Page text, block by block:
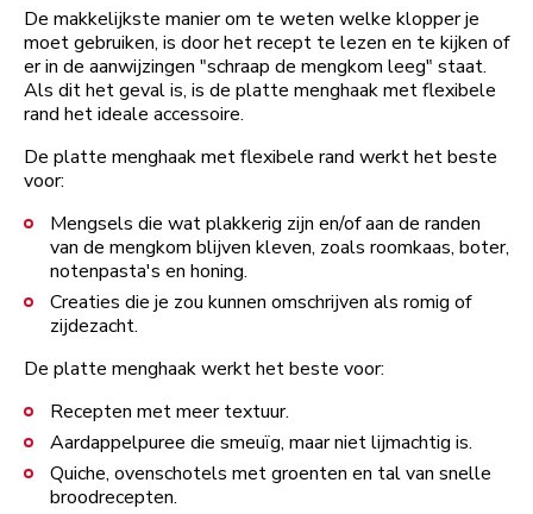
De makkelijkste manier om te weten welke klopper je
moet gebruiken, is door het recept te lezen en te kijken of
er in de aanwijzingen "schraap de mengkom leeg" staat.
Als dit het geval is, is de platte menghaak met flexibele
rand het ideale accessoire.
De platte menghaak met flexibele rand werkt het beste
voor:
Mengsels die wat plakkerig zijn en/of aan de randen
van de mengkom blijven kleven, zoals roomkaas, boter,
notenpasta's en honing.
Creaties die je zou kunnen omschrijven als romig of
zijdezacht.
De platte menghaak werkt het beste voor:
Recepten met meer textuur.
Aardappelpuree die smeuïg, maar niet lijmachtig is.
Quiche, ovenschotels met groenten en tal van snelle
broodrecepten.